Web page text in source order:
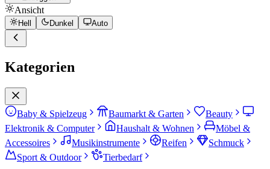
Ansicht
Hell Dunkel Auto
Kategorien
Baby & Spielzeug Baumarkt & Garten
Beauty
Elektronik & Computer
Haushalt & Wohnen
Möbel &
Accessoires
Musikinstrumente Reifen
Schmuck
Sport & Outdoor
Tierbedarf